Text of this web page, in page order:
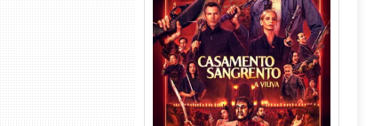
Casamento Sangrento: A
Viúva Torrent (2026) WEB-DL
720p/1080p/4K Dual Áudio